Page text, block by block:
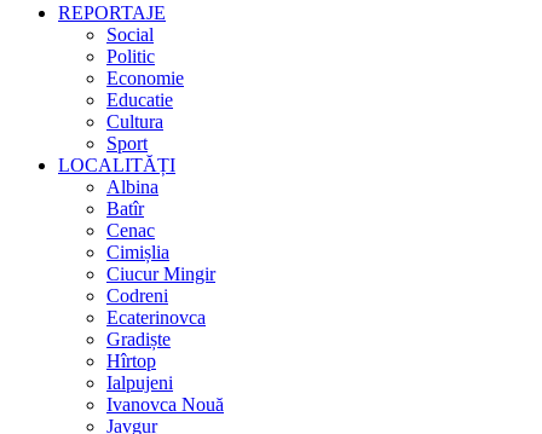
REPORTAJE
Social
Politic
Economie
Educatie
Cultura
Sport
LOCALITĂȚI
Albina
Batîr
Cenac
Cimișlia
Ciucur Mingir
Codreni
Ecaterinovca
Gradiște
Hîrtop
Ialpujeni
Ivanovca Nouă
Javgur